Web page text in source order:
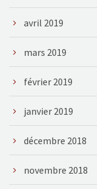
avril 2019
mars 2019
février 2019
janvier 2019
décembre 2018
novembre 2018